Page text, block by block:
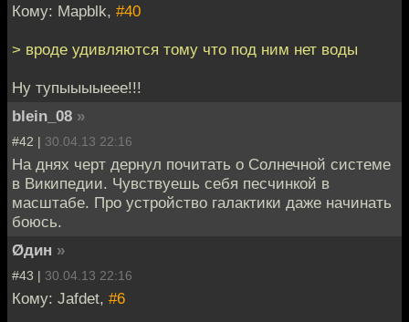
Кому: Mapblk, #40
> вроде удивляются тому что под ним нет воды
Ну тупыыыыеее!!!
blein_08 »
#42 | 30.04.13 22:16
На днях черт дернул почитать о Солнечной системе
в Википедии. Чувствуешь себя песчинкой в
масштабе. Про устройство галактики даже начинать
боюсь.
Øдин »
#43 | 30.04.13 22:16
Кому: Jafdet, #6